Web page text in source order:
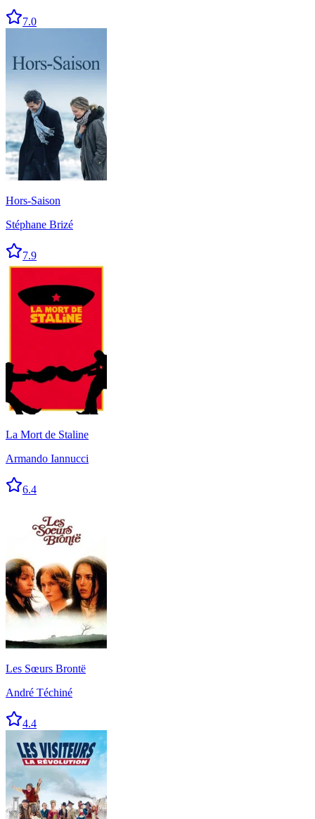
7.0
Hors-Saison
Stéphane Brizé
7.9
La Mort de Staline
Armando Iannucci
6.4
Les Sœurs Brontë
André Téchiné
4.4